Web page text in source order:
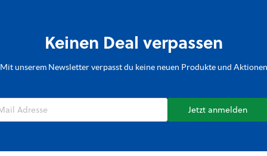
Keinen Deal verpassen
Mit unserem Newsletter verpasst du keine neuen Produkte und Aktionen
Jetzt anmelden